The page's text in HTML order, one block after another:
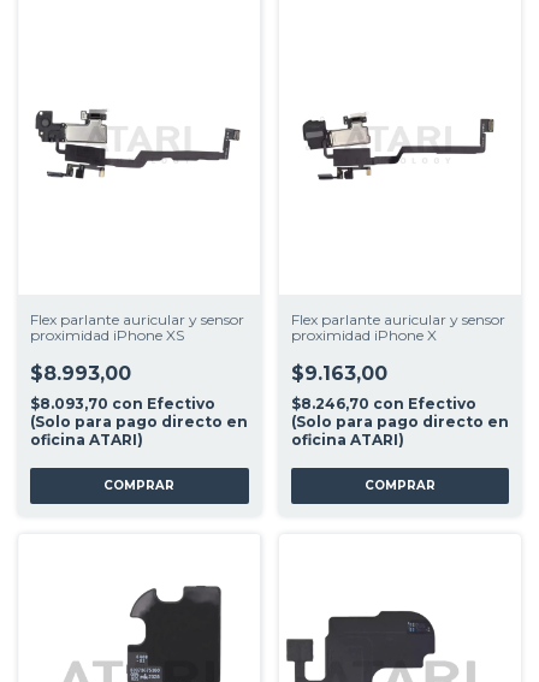
Flex parlante auricular y sensor
proximidad iPhone XS
$8.993,00
$8.093,70 con Efectivo
(Solo para pago directo en
oficina ATARI)
COMPRAR
Flex parlante auricular y sensor
proximidad iPhone X
$9.163,00
$8.246,70 con Efectivo
(Solo para pago directo en
oficina ATARI)
COMPRAR